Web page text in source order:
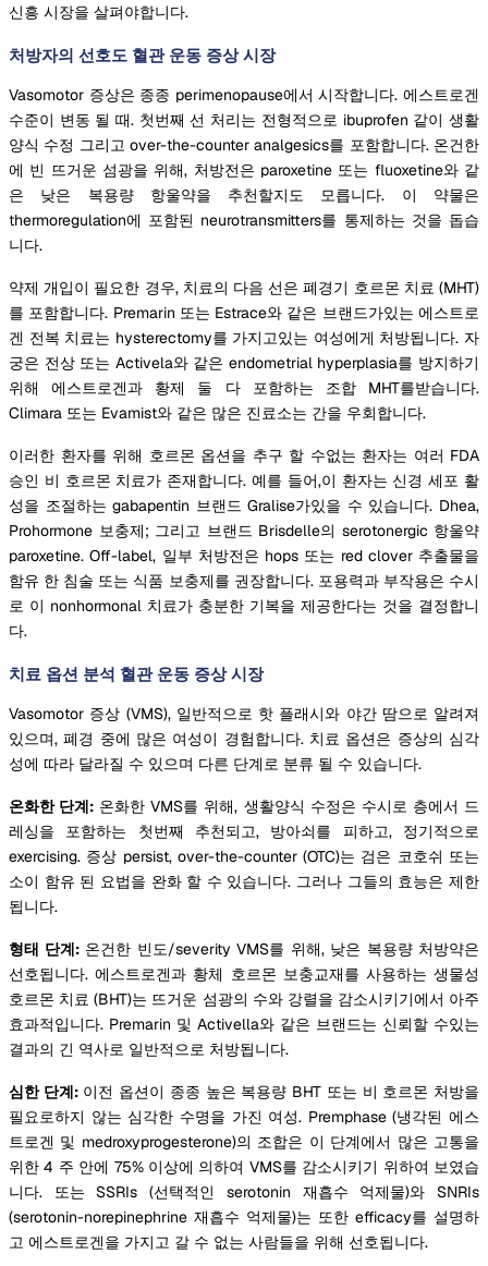
신흥 시장을 살펴야합니다.
처방자의 선호도 혈관 운동 증상 시장
Vasomotor 증상은 종종 perimenopause에서 시작합니다. 에스트로겐
수준이 변동 될 때. 첫번째 선 처리는 전형적으로 ibuprofen 같이 생활
양식 수정 그리고 over-the-counter analgesics를 포함합니다. 온건한
에 빈 뜨거운 섬광을 위해, 처방전은 paroxetine 또는 fluoxetine와 같
은 낮은 복용량 항울약을 추천할지도 모릅니다. 이 약물은
thermoregulation에 포함된 neurotransmitters를 통제하는 것을 돕습
니다.
약제 개입이 필요한 경우, 치료의 다음 선은 폐경기 호르몬 치료 (MHT)
를 포함합니다. Premarin 또는 Estrace와 같은 브랜드가있는 에스트로
겐 전복 치료는 hysterectomy를 가지고있는 여성에게 처방됩니다. 자
궁은 전상 또는 Activela와 같은 endometrial hyperplasia를 방지하기
위해 에스트로겐과 황제 둘 다 포함하는 조합 MHT를받습니다.
Climara 또는 Evamist와 같은 많은 진료소는 간을 우회합니다.
이러한 환자를 위해 호르몬 옵션을 추구 할 수없는 환자는 여러 FDA
승인 비 호르몬 치료가 존재합니다. 예를 들어,이 환자는 신경 세포 활
성을 조절하는 gabapentin 브랜드 Gralise가있을 수 있습니다. Dhea,
Prohormone 보충제; 그리고 브랜드 Brisdelle의 serotonergic 항울약
paroxetine. Off-label, 일부 처방전은 hops 또는 red clover 추출물을
함유 한 침술 또는 식품 보충제를 권장합니다. 포용력과 부작용은 수시
로 이 nonhormonal 치료가 충분한 기복을 제공한다는 것을 결정합니
다.
치료 옵션 분석 혈관 운동 증상 시장
Vasomotor 증상 (VMS), 일반적으로 핫 플래시와 야간 땀으로 알려져
있으며, 폐경 중에 많은 여성이 경험합니다. 치료 옵션은 증상의 심각
성에 따라 달라질 수 있으며 다른 단계로 분류 될 수 있습니다.
온화한 단계: 온화한 VMS를 위해, 생활양식 수정은 수시로 층에서 드
레싱을 포함하는 첫번째 추천되고, 방아쇠를 피하고, 정기적으로
exercising. 증상 persist, over-the-counter (OTC)는 검은 코호쉬 또는
소이 함유 된 요법을 완화 할 수 있습니다. 그러나 그들의 효능은 제한
됩니다.
형태 단계:온건한 빈도/severity VMS를 위해, 낮은 복용량 처방약은
선호됩니다. 에스트로겐과 황체 호르몬 보충교재를 사용하는 생물성
호르몬 치료 (BHT)는 뜨거운 섬광의 수와 강렬을 감소시키기에서 아주
효과적입니다. Premarin 및 Activella와 같은 브랜드는 신뢰할 수있는
결과의 긴 역사로 일반적으로 처방됩니다.
심한 단계:이전 옵션이 종종 높은 복용량 BHT 또는 비 호르몬 처방을
필요로하지 않는 심각한 수명을 가진 여성. Premphase (냉각된 에스
트로겐 및 medroxyprogesterone)의 조합은 이 단계에서 많은 고통을
위한 4 주 안에 75% 이상에 의하여 VMS를 감소시키기 위하여 보였습
니다. 또는 SSRIs (선택적인 serotonin 재흡수 억제물)와 SNRIs
(serotonin-norepinephrine 재흡수 억제물)는 또한 efficacy를 설명하
고 에스트로겐을 가지고 갈 수 없는 사람들을 위해 선호됩니다.